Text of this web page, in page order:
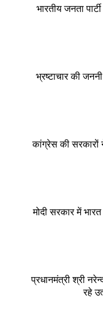
भारतीय जनता
भ्रष्टाचार की
कांग्रेस की
मोदी सरकार में
प्रधानमंत्री श्री
रहे